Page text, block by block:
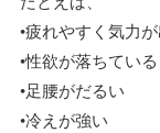
•疲れやすく気力
•性欲が落ちている
•足腰がだるい
•冷えが強い